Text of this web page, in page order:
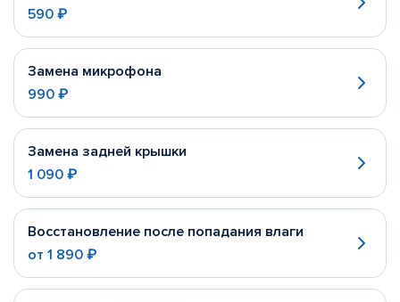
590 ₽
Замена микрофона
990 ₽
Замена задней крышки
1 090 ₽
Восстановление после попадания влаги
от 1 890 ₽